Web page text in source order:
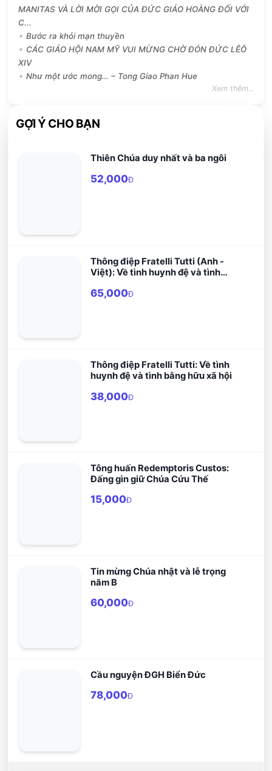
MANITAS VÀ LỜI MỜI GỌI CỦA ĐỨC GIÁO HOÀNG ĐỐI VỚI
C...
Bước ra khỏi mạn thuyền
CÁC GIÁO HỘI NAM MỸ VUI MỪNG CHỜ ĐÓN ĐỨC LÊÔ
XIV
Như một ước mong… – Tong Giao Phan Hue
Xem thêm...
GỢI Ý CHO BẠN
Thiên Chúa duy nhất và ba ngôi
52,000Đ
Thông điệp Fratelli Tutti (Anh -
Việt): Về tình huynh đệ và tình
65,000Đ
Thông điệp Fratelli Tutti: Về tình
huynh đệ và tình bằng hữu xã hội
38,000Đ
Tông huấn Redemptoris Custos:
Đấng gìn giữ Chúa Cứu Thế
15,000Đ
Tin mừng Chúa nhật và lễ trọng
năm B
60,000Đ
Cầu nguyện ĐGH Biển Đức
78,000Đ